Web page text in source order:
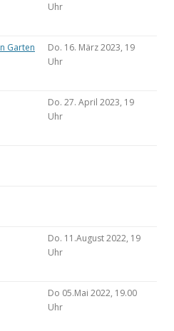
Uhr
Garten
Do. 16. März 2023, 19
Uhr
Do. 27. April 2023, 19
Uhr
Do. 11.August 2022, 19
Uhr
Do 05.Mai 2022, 19.00
Uhr